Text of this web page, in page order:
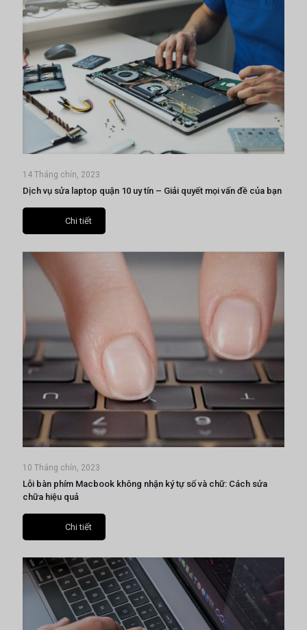
14 Tháng chín, 2023
Dịch vụ sửa laptop quận 10 uy tín – Giải quyết mọi vấn đề của bạn
Chi tiết
10 Tháng chín, 2023
Lỗi bàn phím Macbook không nhận ký tự số và chữ: Cách sửa
chữa hiệu quả
Chi tiết